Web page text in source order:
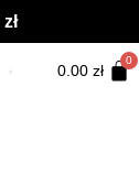
0.00zł